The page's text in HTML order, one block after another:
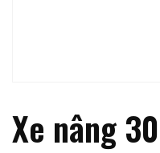
Xe nâng